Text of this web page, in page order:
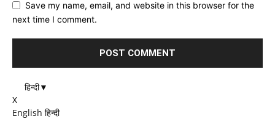
Save my name, email, and website in this browser for the
next time I comment.
हिन्दी▼
X
English हिन्दी